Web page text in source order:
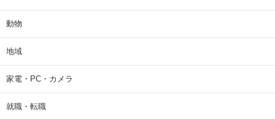
動物
地域
家電・PC・カメラ
就職・転職